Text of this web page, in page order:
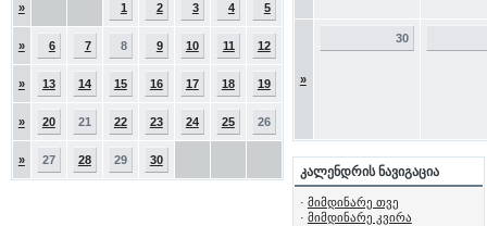
» 1 2 3 4 5
» 6 7 8 9 10 11 12
» 13 14 15 16 17 18 19
» 20 21 22 23 24 25 26
» 27 28 29 30
»
30
კალენდრის ნავიგაცია
· მიმდინარე თვე
· მიმდინარე კვირა